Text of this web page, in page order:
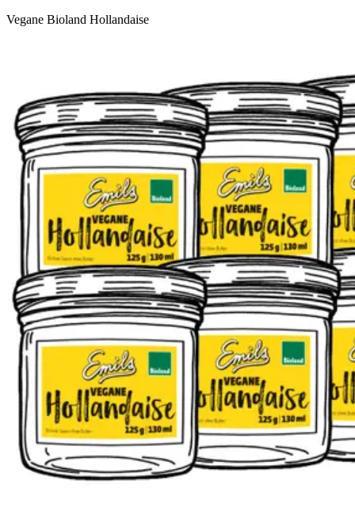
Vegane Bioland Hollandaise